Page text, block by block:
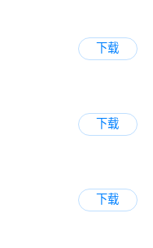
下载
下载
下载